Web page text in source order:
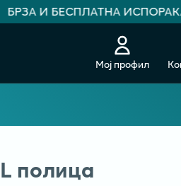
БРЗА И БЕСПЛАТНА
Мој профил
полица